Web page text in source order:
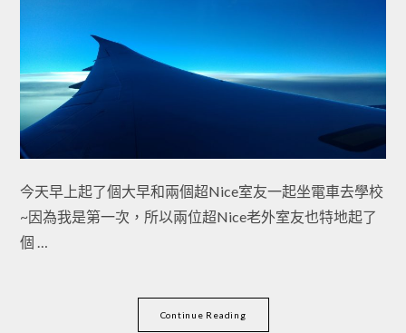
今天早上起了個大早和兩個超Nice室友一起坐電車去學校
~因為我是第一次，所以兩位超Nice老外室友也特地起了
個 …
Continue Reading